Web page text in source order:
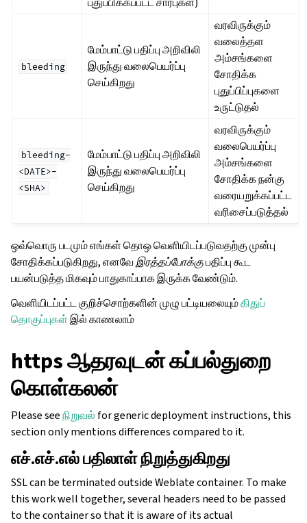
bleeding
மேம்பாட்டு பதிப்பு அறிவிலி
இருந்து வலைபெயர்ப்பு
செய்கிறது
வரவிருக்கும்
வலைத்தள
அம்சங்களை
சோதிக்க
புதுப்பிப்புகளை
உருட்டுதல்
bleeding-
<DATE>-
<SHA>
மேம்பாட்டு பதிப்பு அறிவிலி
இருந்து வலைபெயர்ப்பு
செய்கிறது
வரவிருக்கும்
வலைபெயர்ப்பு
அம்சங்களை
சோதிக்க நன்கு
வரையறுக்கப்பட்ட
வரிசைப்படுத்தல்
ஒவ்வொரு படமும் எங்கள் தொஒ வெளியிடப்படுவதற்கு முன்பு
சோதிக்கப்படுகிறது, எனவேஇரத்தப்போக்குபதிப்பு கூட
பயன்படுத்த மிகவும் பாதுகாப்பாக இருக்க வேண்டும்.
வெளியிடப்பட்ட குறிச்சொற்களின் முழு பட்டியலையும்கிதுப்
தொகுப்புகள்இல் காணலாம்
https ஆதரவுடன் கப்பல்துறை
கொள்கலன்
Please seeநிறுவல் for generic deployment instructions, this
section only mentions differences compared to it.
எச்.எச்.எல் பதிலாள் நிறுத்துகிறது
SSL can be terminated outside Weblate container. To make
this work well together, several headers need to be passed
to the container so that it is aware of its actual